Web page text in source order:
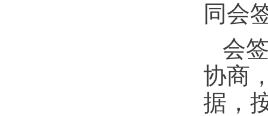
同会
会
协商
据，